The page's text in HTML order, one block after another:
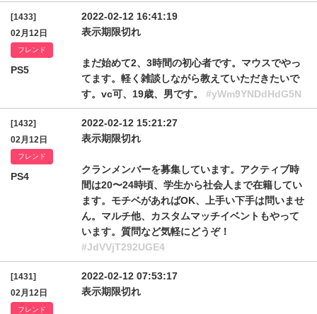
[1433]
02月12日
フレンド
PS5
2022-02-12 16:41:19
表示期限切れ
まだ始めて2、3時間の初心者です。マウスでやっ
てます。軽く雑談しながら教えていただきたいで
す。vc可、19歳、男です。 #yWm9YNDdHdG5N
[1432]
02月12日
フレンド
PS4
2022-02-12 15:21:27
表示期限切れ
クランメンバーを募集しています。アクティブ時
間は20〜24時頃、学生から社会人まで在籍してい
ます。モチベがあればOK、上手い下手は問いませ
ん。マルチ他、カスタムマッチイベントもやって
います。質問など気軽にどうぞ！
#JdVVjT292UGE4
[1431]
02月12日
フレンド
2022-02-12 07:53:17
表示期限切れ